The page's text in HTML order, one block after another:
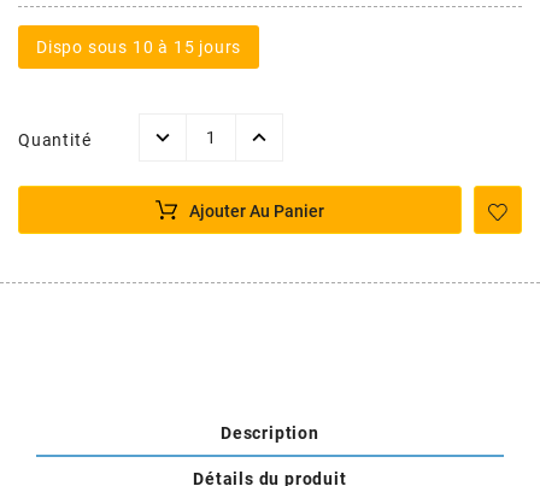
AREXONS
ARIETE
ARMLOCK
Dispo sous 10 à 15 jours
Quantité
Ajouter Au Panier
Description
Détails du produit